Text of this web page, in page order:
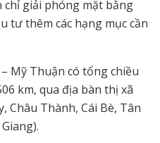
giải phóng mặt bằng
tư thêm các hạng mục cần
Mỹ Thuận có tổng chiều
km, qua địa bàn thị xã
Châu Thành, Cái Bè, Tân